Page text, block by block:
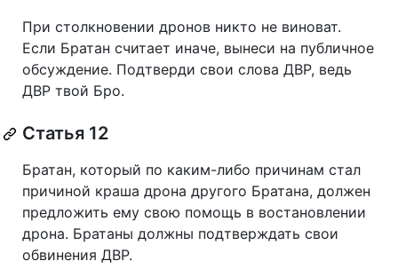
При столкновении дронов никто не виноват.
Если Братан считает иначе, вынеси на публичное
обсуждение. Подтверди свои слова ДВР, ведь
ДВР твой Бро.
Статья 12
Братан, который по каким-либо причинам стал
причиной краша дрона другого Братана, должен
предложить ему свою помощь в востановлении
дрона. Братаны должны подтверждать свои
обвинения ДВР.